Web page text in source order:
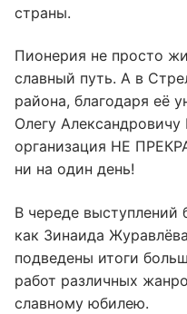
страны.
Пионерия не просто
славный путь. А в
района, благодаря её
Олегу
организация НЕ
ни на один день!
В череде выступлений
как Зинаида
подведены итоги
работ различных
славному юбилею.